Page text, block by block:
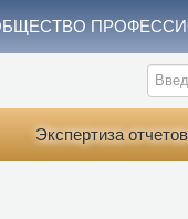
Экспертиза отчетов